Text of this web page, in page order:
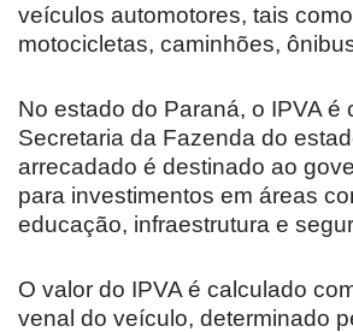
veículos automotores, tais
motocicletas, caminhões,
No estado do Paraná, o IPVA é
Secretaria da Fazenda do
arrecadado é destinado ao
para investimentos em áreas
educação, infraestrutura e
O valor do IPVA é calculado
venal do veículo, determinado